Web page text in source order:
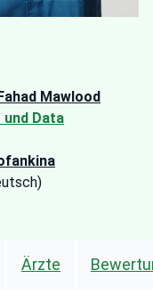
Mawlood
Data
Ärzte